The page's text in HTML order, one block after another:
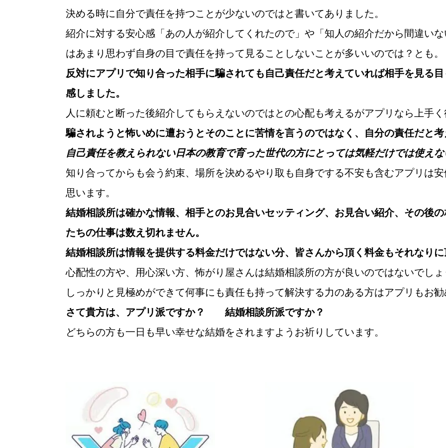
ウィッシュブログ
決める時に自分で責任を持つことが少ないのではと書いてありました。
紹介に対する安心感「あの人が紹介してくれたので」や「知人の紹介だから間違い
はあまり思わず自身の目で責任を持って見ることしないことが多いいのでは？とも。
反対にアプリで知り合った相手に騙されても自己責任だと考えていれば相手を見る
感しました。
人に頼むと断った後紹介してもらえないのではとの心配も考えるがアプリなら上手
騙されようと怖いめに遭おうとそのことに苦情を言うのではなく、自分の責任だと考
自己責任を教えられない日本の教育で育った世代の方にとっては気軽だけでは使え
知り合ってからも会う約束、場所を決めるやり取も自身でする不安も含むアプリは
思います。
結婚相談所は確かな情報、相手とのお見合いセッティング、お見合い紹介、その後
たちの仕事は数え切れません。
結婚相談所は情報を提供する料金だけではない分、皆さんから頂く料金もそれなりに
心配性の方や、用心深い方、怖がり屋さんは結婚相談所の方が良いのではないでしょ
しっかりと見極めができて何事にも責任も持って解決する力のある方はアプリもお勧
さて貴方は、アプリ派ですか？ 結婚相談所派ですか？
どちらの方も一日も早い幸せな結婚をされますようお祈りしています。